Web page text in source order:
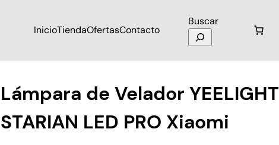
InicioTiendaOfertasContacto
Buscar
Lámpara de Velador YEELIGHT
STARIAN LED PRO Xiaomi